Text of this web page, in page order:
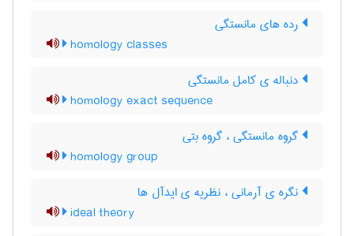
رده های مانستگی
homology classes
دنباله ی کامل مانستگی
homology exact sequence
گروه مانستگی ، گروه بتی
homology group
نگره ی آرمانی ، نظریه ی ایدآل ها
ideal theory